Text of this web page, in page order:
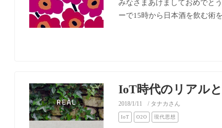
みなさまあけましておめでと
ーで15時から日本酒を飲む術
IoT時代のリアル
2018/1/11 / タナカさん
IoT O2O 現代思想